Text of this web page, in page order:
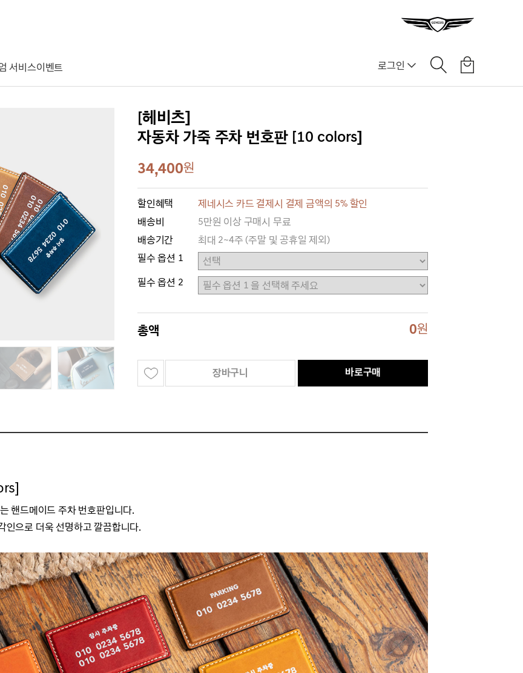
서비스이벤트 로그인
[헤비츠]
자동차 가죽 주차 번호판 [10 colors]
34,400원
할인혜택
제네시스 카드 결제시 결제 금액의 5% 할인
배송비
5만원 이상 구매시 무료
배송기간
최대 2~4주 (주말 및 공휴일 제외)
필수 옵션 1
필수 옵션 2
총액 0원
장바구니 바로구매
핸드메이드 주차 번호판입니다.
인으로 더욱 선명하고 깔끔합니다.